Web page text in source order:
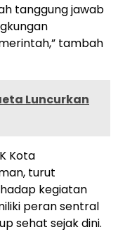
tanggung jawab
tambah
Luncurkan
Kota
turut
kegiatan
peran sentral
sehat sejak dini.